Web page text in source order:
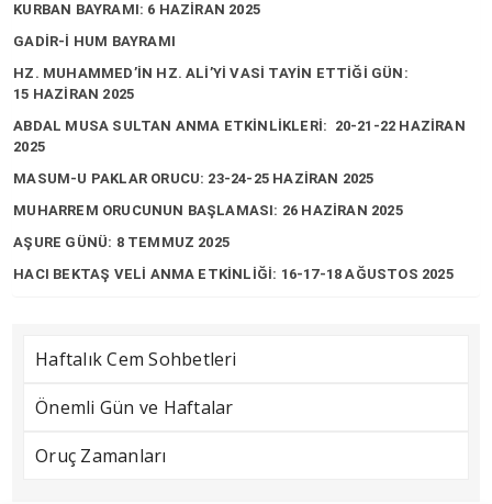
KURBAN BAYRAMI: 6 HAZİRAN 2025
GADİR-İ HUM BAYRAMI
HZ. MUHAMMED’İN HZ. ALİ’Yİ VASİ TAYİN ETTİĞİ GÜN:
15 HAZİRAN 2025
ABDAL MUSA SULTAN ANMA ETKİNLİKLERİ: 20-21-22 HAZİRAN
2025
MASUM-U PAKLAR ORUCU: 23-24-25 HAZİRAN 2025
MUHARREM ORUCUNUN BAŞLAMASI: 26 HAZİRAN 2025
AŞURE GÜNÜ: 8 TEMMUZ 2025
HACI BEKTAŞ VELİ ANMA ETKİNLİĞİ: 16-17-18 AĞUSTOS 2025
Haftalık Cem Sohbetleri
Önemli Gün ve Haftalar
Oruç Zamanları